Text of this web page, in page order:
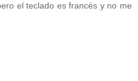
el teclado es francés y no me